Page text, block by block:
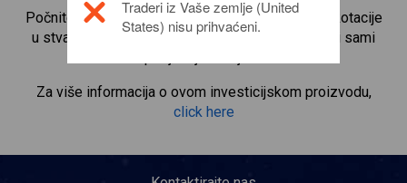
Počnite trgovati CFD-ovima naFerrari. Primajte kotacije
u stvarnom vremenu i primajte dividende kao da i sami
Za više informacija o ovom investicijskom proizvodu,
click here
Traderi iz Vaše zemlje (United
States) nisu prihvaćeni.